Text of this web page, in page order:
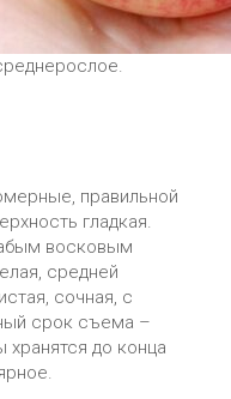
правильной
гладкая.
восковым
средней
сочная, с
срок съема –
хранятся до конца